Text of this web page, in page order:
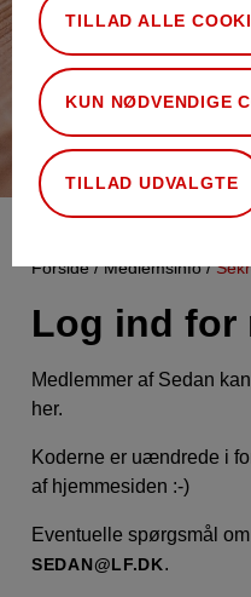
TILLAD ALLE
KUN NØDVENDIGE
TILLAD UDVALGTE
Forside Medlemsinfo
Log ind for
Medlemmer af Sedan
her.
Koderne er uændrede i
af hjemmesiden :-)
Eventuelle spørgsmål
SEDAN@LF.DK.